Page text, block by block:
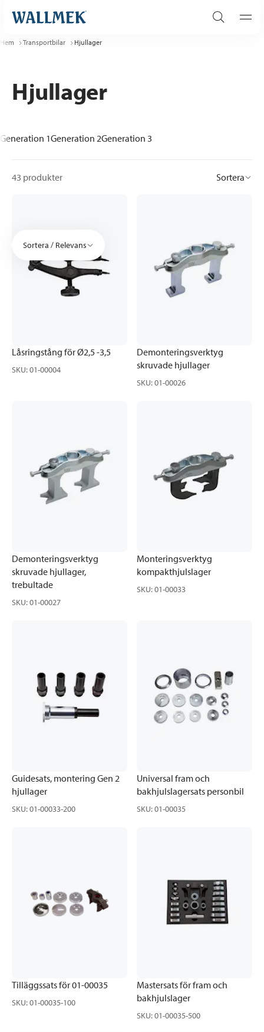
Hem Transportbilar Hjullager
Hjullager
Generation 1Generation 2Generation 3
43 produkter Sortera
Sortera / Relevans
Låsringstång för Ø2,5 -3,5
SKU:01-00004
Demonteringsverktyg
skruvade hjullager
SKU:01-00026
Demonteringsverktyg
skruvade hjullager,
trebultade
SKU:01-00027
Monteringsverktyg
kompakthjulslager
SKU:01-00033
Guidesats, montering Gen 2
hjullager
SKU:01-00033-200
Universal fram och
bakhjulslagersats personbil
SKU:01-00035
Tilläggssats för 01-00035
SKU:01-00035-100
Mastersats för fram och
bakhjulslager
SKU:01-00035-500